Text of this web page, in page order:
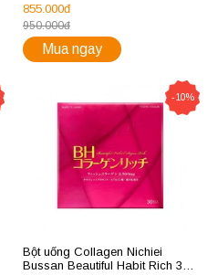
855.000đ
950.000đ
Mua ngay
-10%
Bột uống Collagen Nichiei
Bussan Beautiful Habit Rich 30